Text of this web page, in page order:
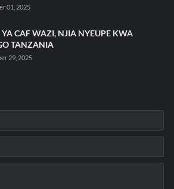
01, 2025
YA CAF WAZI, NJIA NYEUPE KWA
TANZANIA
29, 2025